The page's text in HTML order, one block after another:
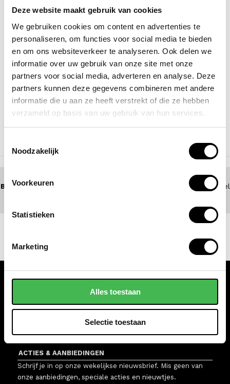
Deze website maakt gebruik van cookies
We gebruiken cookies om content en advertenties te
personaliseren, om functies voor social media te bieden
en om ons websiteverkeer te analyseren. Ook delen we
informatie over uw gebruik van onze site met onze
partners voor social media, adverteren en analyse. Deze
partners kunnen deze gegevens combineren met andere
informatie die u aan ze heeft verstrekt of die ze hebben
verzameld op basis van uw gebruik van hun services.
Noodzakelijk
Voorkeuren
Statistieken
Marketing
Alles toestaan
Selectie toestaan
PYLOS59
laptoptas / aktetas / werktas
15.6 inch leer brenton
PYLOS59
laptoptas / aktetas / werktas
15.6 inch leer brenton
NAAR BOVEN
BEL 0172 - 447 517
(5 dagen per week bereikbaar) of zoek een winkel
WINKELS
ACTIES & AANBIEDINGEN
Schrijf je in op onze wekelijkse nieuwsbrief. Mis geen van
onze aanbiedingen, speciale acties en nieuwtjes.